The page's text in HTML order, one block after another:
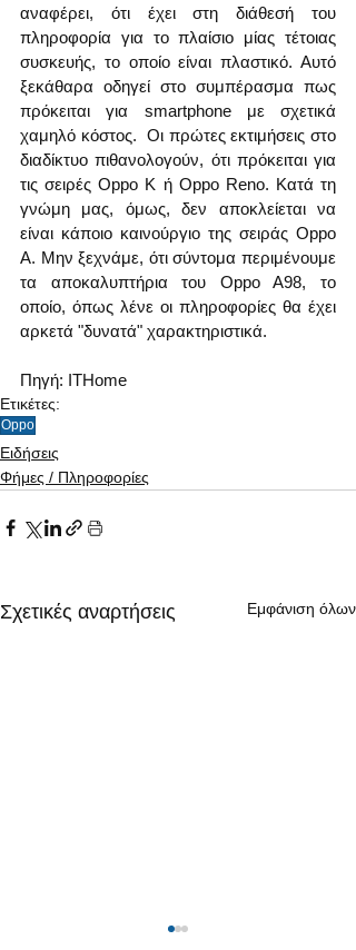
αναφέρει, ότι έχει στη διάθεσή του
πληροφορία για το πλαίσιο μίας τέτοιας
συσκευής, το οποίο είναι πλαστικό. Αυτό
ξεκάθαρα οδηγεί στο συμπέρασμα πως
πρόκειται για smartphone με σχετικά
χαμηλό κόστος.  Οι πρώτες εκτιμήσεις στο
διαδίκτυο πιθανολογούν, ότι πρόκειται για
τις σειρές Oppo K ή Oppo Reno. Κατά τη
γνώμη μας, όμως, δεν αποκλείεται να
είναι κάποιο καινούργιο της σειράς Oppo
A. Μην ξεχνάμε, ότι σύντομα περιμένουμε
τα αποκαλυπτήρια του Oppo A98, το
οποίο, όπως λένε οι πληροφορίες θα έχει
αρκετά "δυνατά" χαρακτηριστικά.
Πηγή: ITHome
Ετικέτες:
Oppo
Ειδήσεις
Φήμες / Πληροφορίες
Σχετικές αναρτήσεις Εμφάνιση όλων